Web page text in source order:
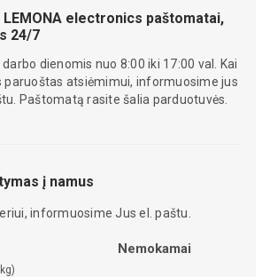
LEMONA electronics paštomatai,
24/7
dienomis nuo 8:00 iki 17:00 val. Kai
paruoštas atsiėmimui, informuosime jus
Paštomatą rasite šalia parduotuvės.
į namus
informuosime Jus el. paštu.
Nemokamai